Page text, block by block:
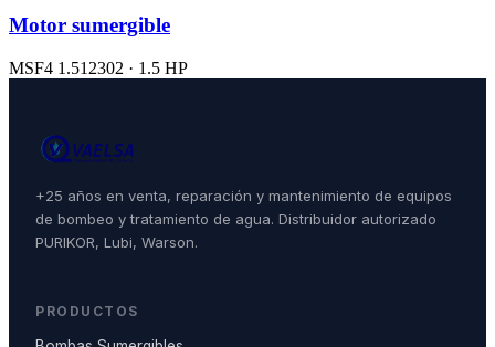
Motor sumergible
MSF4 1.512302 · 1.5 HP
+25 años en venta, reparación y mantenimiento de equipos
de bombeo y tratamiento de agua. Distribuidor autorizado
PURIKOR, Lubi, Warson.
PRODUCTOS